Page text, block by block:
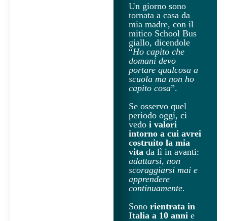
Un giorno sono
tornata a casa da
mia madre, con il
mitico School Bus
giallo, dicendole
“Ho capito che
domani devo
portare qualcosa a
scuola ma non ho
capito cosa”.
Se osservo quel
periodo oggi, ci
vedo i valori
intorno a cui avrei
costruito la mia
vita da lì in avanti:
adattarsi, non
scoraggiarsi mai e
apprendere
continuamente.
Sono rientrata in
Italia a 10 anni e